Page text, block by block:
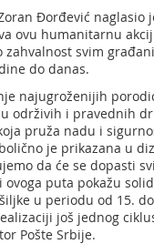
Đorđević naglasio
ovu humanitarnu
zahvalnost svim
do danas.
najugroženijih
održivih i pravednih
pruža nadu i
je prikazana u
da će se dopasti
ovoga puta pokažu
u periodu od 15.
još jednog
Pošte Srbije.